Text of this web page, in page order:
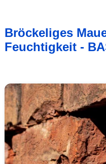
Bröckeliges
Feuchtigkeit -